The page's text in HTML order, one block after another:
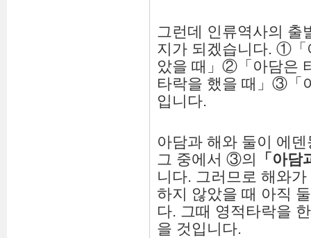
그런데 인류역사의 출
지가 되겠습니다. ①「
았을 때」②「아담은
타락을 했을 때」③「
입니다.
아담과 해와 둘이 에
그 중에서 ③의
「 아담
니다. 그러므로 해와
하지 않았을 때 아직
다. 그때 영적타락을
을 것입니다.